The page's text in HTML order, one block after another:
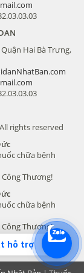
hỗ trợ
Hai Bà Trưng,
rights reserved
chữa bệnh
Thương!
chữa bệnh
Thương!